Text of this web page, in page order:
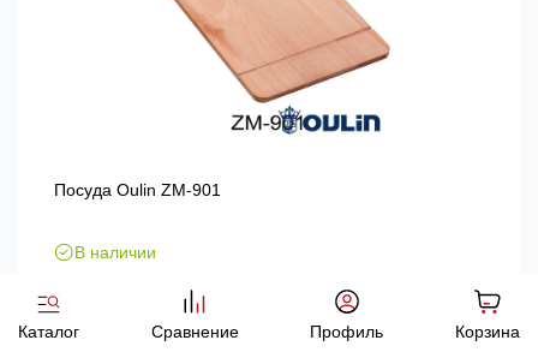
Каталог Сравнение Профиль Корзина
Посуда Oulin ZM-901
В наличии
2 375 р.